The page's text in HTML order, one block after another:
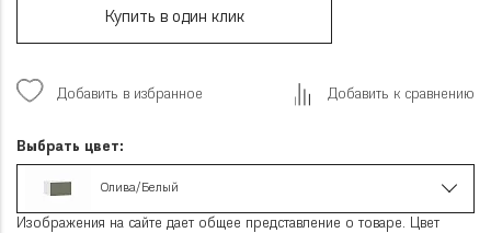
Купить в один клик
Добавить в избранное Добавить к сравнению
Выбрать цвет:
Олива/Белый
Изображения на сайте дает общее представление о товаре. Цвет